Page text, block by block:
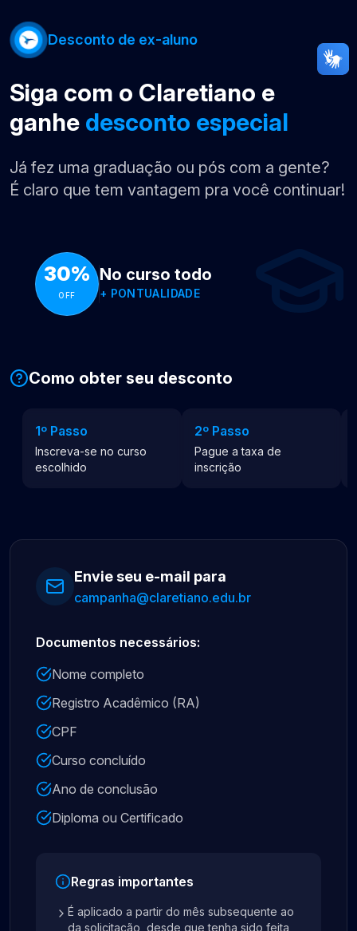
Desconto de ex-aluno
Siga com o Claretiano e
ganhe desconto especial
Já fez uma graduação ou pós com a gente?
É claro que tem vantagem pra você continuar!
30%
OFF
No curso todo
+ PONTUALIDADE
Como obter seu desconto
1º Passo
Inscreva-se no curso
escolhido
2º Passo
Pague a taxa de
inscrição
Envie seu e-mail para
campanha@claretiano.edu.br
Documentos necessários:
Nome completo
Registro Acadêmico (RA)
CPF
Curso concluído
Ano de conclusão
Diploma ou Certificado
Regras importantes
É aplicado a partir do mês subsequente ao
da solicitação, desde que tenha sido feita